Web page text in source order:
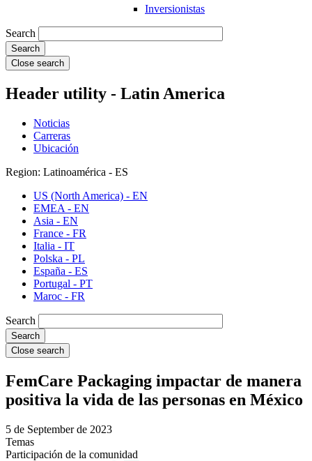
Inversionistas
Search
Close search
Header utility - Latin America
Noticias
Carreras
Ubicación
Region: Latinoamérica - ES
US (North America) - EN
EMEA - EN
Asia - EN
France - FR
Italia - IT
Polska - PL
España - ES
Portugal - PT
Maroc - FR
Search
Close search
FemCare Packaging impactar de manera
positiva la vida de las personas en México
5 de September de 2023
Temas
Participación de la comunidad